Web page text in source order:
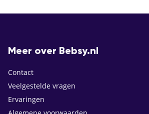
Meer over Bebsy.nl
Contact
Veelgestelde vragen
Ervaringen